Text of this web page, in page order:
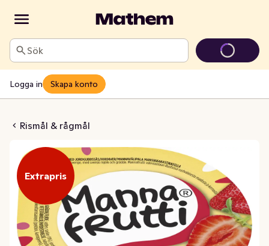
Sök
Logga in Skapa konto
Rismål & rågmål
Jordgubb
Extrapris